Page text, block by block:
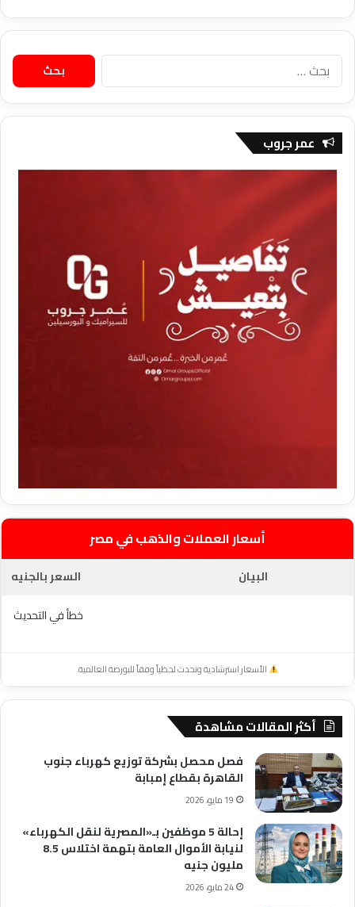
البحث
عن:
عمر جروب
أسعار العملات والذهب في مصر
البيان
السعر بالجنيه
خطأ في التحديث
الأسعار استرشادية وتحدث لحظياً وفقاً للبورصة العالمية.
أكثر المقالات مشاهدة
فصل محصل بشركة توزيع كهرباء جنوب
القاهرة بقطاع إمبابة
19 مايو، 2026
إحالة 5 موظفين بـ«المصرية لنقل الكهرباء»
لنيابة الأموال العامة بتهمة اختلاس 8.5
مليون جنيه
24 مايو، 2026